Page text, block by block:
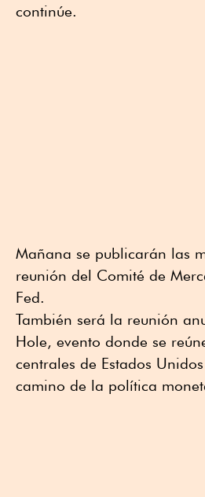
continúe.
Mañana se publicarán las
reunión del Comité de
Fed.
También será la reunión
Hole, evento donde se
centrales de Estados
camino de la política